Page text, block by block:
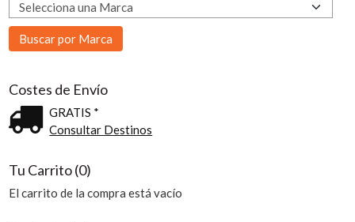
Costes de Envío
GRATIS *
Consultar Destinos
Tu Carrito (0)
El carrito de la compra está vacío